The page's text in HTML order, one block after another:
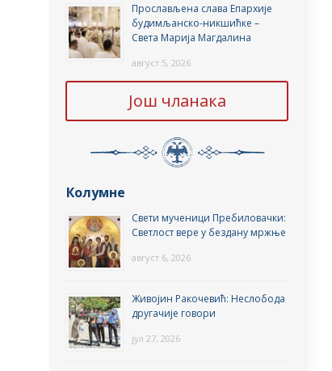
Прослављена слава Епархије
будимљанско-никшићке –
Света Марија Магдалина
август 5, 2026
Још чланака
Колумне
Свети мученици Пребиловачки:
Светлост вере у бездану мржње
август 6, 2026
Живојин Ракочевић: Неслобода
другачије говори
јул 27, 2026